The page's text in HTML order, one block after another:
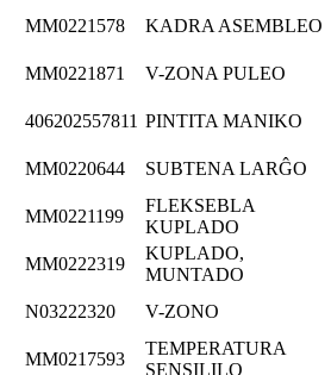
MM0221578 KADRA ASEMBLEO
MM0221871 V-ZONA PULEO
406202557811 PINTITA MANIKO
MM0220644 SUBTENA LARĜO
MM0221199
FLEKSEBLA
KUPLADO
MM0222319
KUPLADO,
MUNTADO
N03222320 V-ZONO
MM0217593
TEMPERATURA
SENSILILO